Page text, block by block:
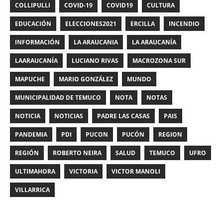
COLLIPULLI COVID-19 COVID19 CULTURA
EDUCACIÓN ELECCIONES2021 ERCILLA INCENDIO
INFORMACIÓN LA ARAUCANIA LA ARAUCANÍA
LAARAUCANÍA LUCIANO RIVAS MACROZONA SUR
MAPUCHE MARIO GONZÁLEZ MUNDO
MUNICIPALIDAD DE TEMUCO NOTA NOTAS
NOTICIA NOTICIAS PADRE LAS CASAS PAIS
PANDEMIA PDI PUCON PUCÓN REGION
REGIÓN ROBERTO NEIRA SALUD TEMUCO UFRO
ULTIMAHORA VICTORIA VICTOR MANOLI
VILLARRICA